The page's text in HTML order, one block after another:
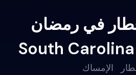
في رمضان
الإمساك